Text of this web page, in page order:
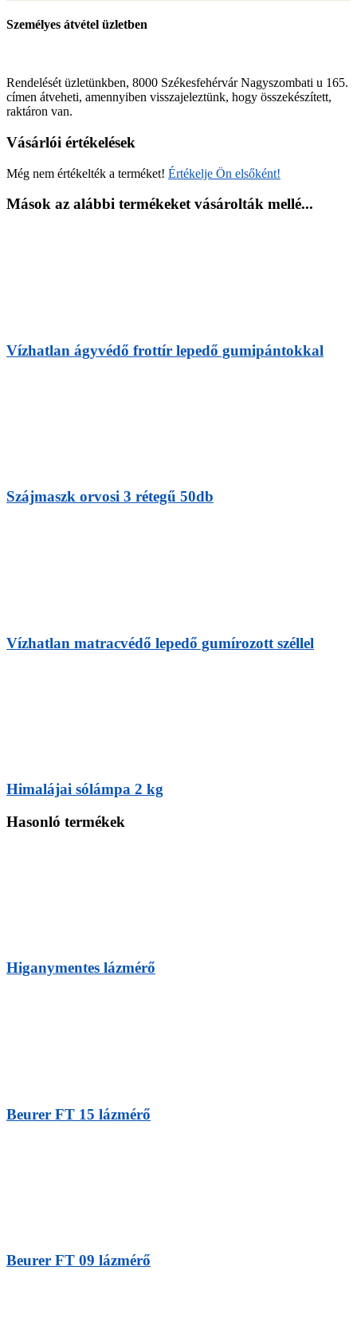
Személyes átvétel üzletben
Rendelését üzletünkben, 8000 Székesfehérvár Nagyszombati u 165.
címen átveheti, amennyiben visszajeleztünk, hogy összekészített,
raktáron van.
Vásárlói értékelések
Még nem értékelték a terméket! Értékelje Ön elsőként!
Mások az alábbi termékeket vásárolták mellé...
Vízhatlan ágyvédő frottír lepedő gumipántokkal
Szájmaszk orvosi 3 rétegű 50db
Vízhatlan matracvédő lepedő gumírozott széllel
Himalájai sólámpa 2 kg
Hasonló termékek
Higanymentes lázmérő
Beurer FT 15 lázmérő
Beurer FT 09 lázmérő